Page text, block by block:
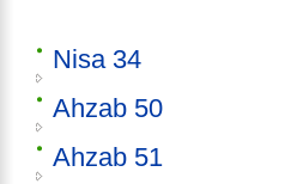
Nisa 34
Ahzab 50
Ahzab 51